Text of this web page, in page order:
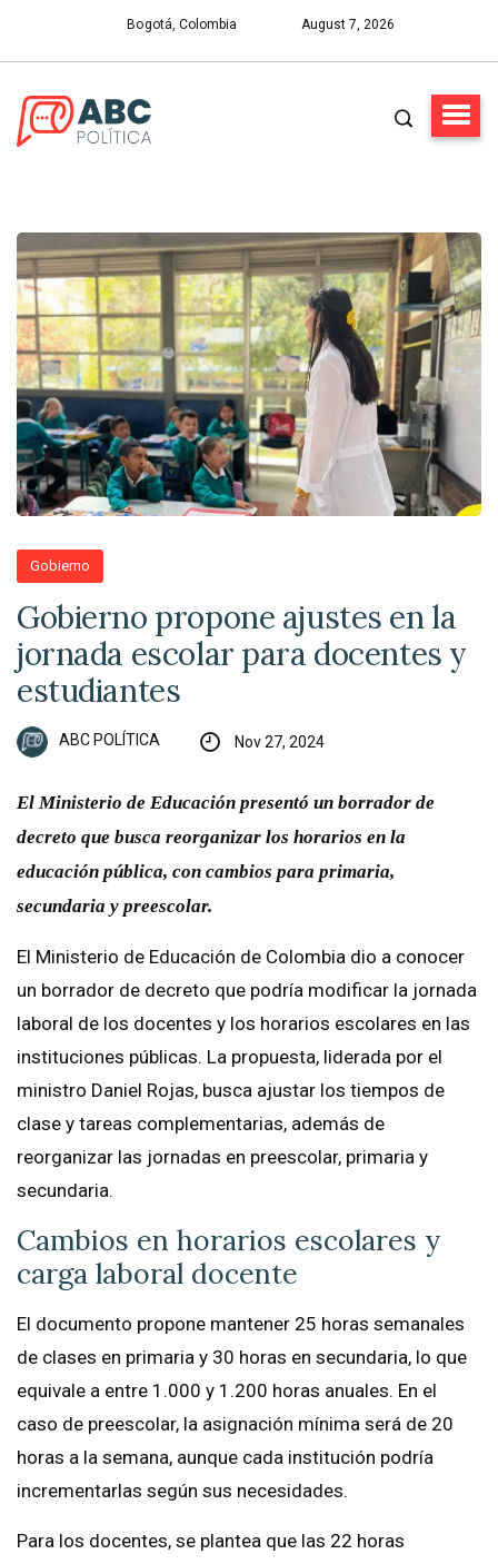
Bogotá, Colombia August 7, 2026
Gobierno
Gobierno propone ajustes en la
jornada escolar para docentes y
estudiantes
ABC POLÍTICA Nov 27, 2024
El Ministerio de Educación presentó un borrador de
decreto que busca reorganizar los horarios en la
educación pública, con cambios para primaria,
secundaria y preescolar.
El Ministerio de Educación de Colombia dio a conocer
un borrador de decreto que podría modificar la jornada
laboral de los docentes y los horarios escolares en las
instituciones públicas. La propuesta, liderada por el
ministro Daniel Rojas, busca ajustar los tiempos de
clase y tareas complementarias, además de
reorganizar las jornadas en preescolar, primaria y
secundaria.
Cambios en horarios escolares y
carga laboral docente
El documento propone mantener 25 horas semanales
de clases en primaria y 30 horas en secundaria, lo que
equivale a entre 1.000 y 1.200 horas anuales. En el
caso de preescolar, la asignación mínima será de 20
horas a la semana, aunque cada institución podría
incrementarlas según sus necesidades.
Para los docentes, se plantea que las 22 horas